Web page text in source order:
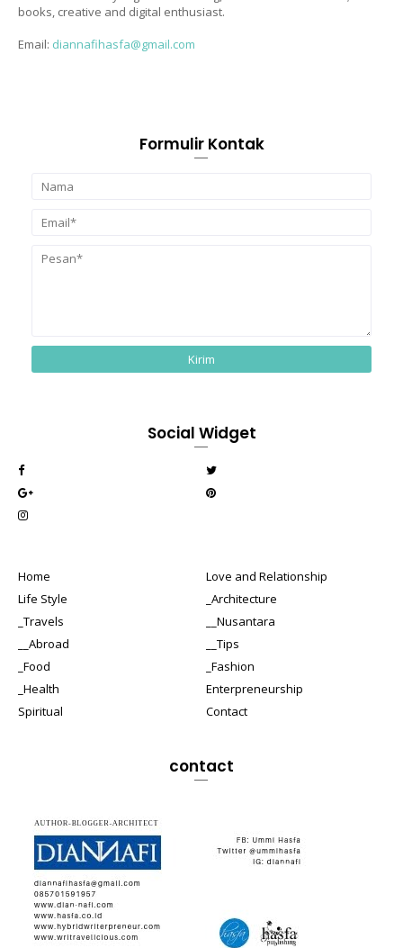
books, creative and digital enthusiast.
Email: diannafihasfa@gmail.com
Formulir Kontak
Social Widget
Home
Love and Relationship
Life Style
_Architecture
_Travels
__Nusantara
__Abroad
__Tips
_Food
_Fashion
_Health
Enterpreneurship
Spiritual
Contact
contact